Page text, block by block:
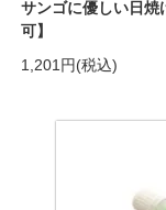
サンゴに優しい日焼
可】
1,201円(税込)